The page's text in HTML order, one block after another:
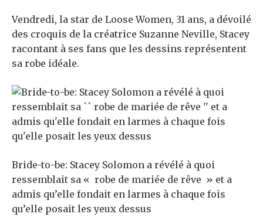
Vendredi, la star de Loose Women, 31 ans, a dévoilé
des croquis de la créatrice Suzanne Neville, Stacey
racontant à ses fans que les dessins représentent
sa robe idéale.
Bride-to-be: Stacey Solomon a révélé à quoi
ressemblait sa « robe de mariée de rêve » et a
admis qu’elle fondait en larmes à chaque fois
qu’elle posait les yeux dessus